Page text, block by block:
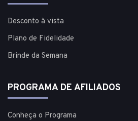
Desconto à vista
Plano de Fidelidade
Brinde da Semana
PROGRAMA DE AFILIADOS
Conheça o Programa